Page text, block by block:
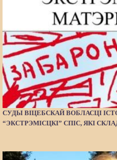
СУДЫ ВІЦЕБСКАЙ ВОБЛАСЦІ
“ЭКСТРЭМІСЦКІ” СПІС, ЯКІ